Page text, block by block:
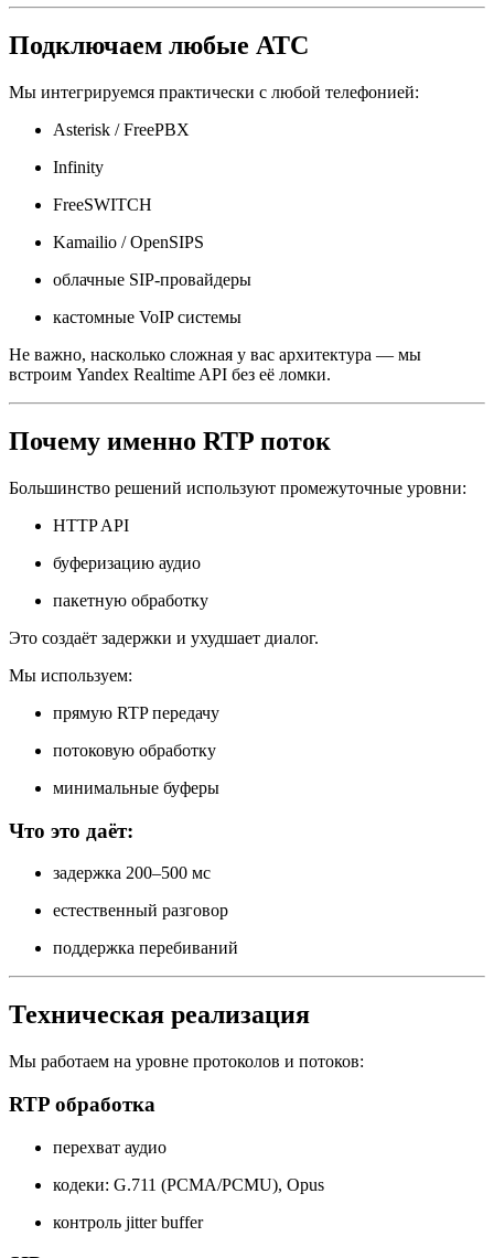
Подключаем любые АТС
Мы интегрируемся практически с любой телефонией:
Asterisk / FreePBX
Infinity
FreeSWITCH
Kamailio / OpenSIPS
облачные SIP-провайдеры
кастомные VoIP системы
Не важно, насколько сложная у вас архитектура — мы
встроим Yandex Realtime API без её ломки.
Почему именно RTP поток
Большинство решений используют промежуточные уровни:
HTTP API
буферизацию аудио
пакетную обработку
Это создаёт задержки и ухудшает диалог.
Мы используем:
прямую RTP передачу
потоковую обработку
минимальные буферы
Что это даёт:
задержка 200–500 мс
естественный разговор
поддержка перебиваний
Техническая реализация
Мы работаем на уровне протоколов и потоков:
RTP обработка
перехват аудио
кодеки: G.711 (PCMA/PCMU), Opus
контроль jitter buffer